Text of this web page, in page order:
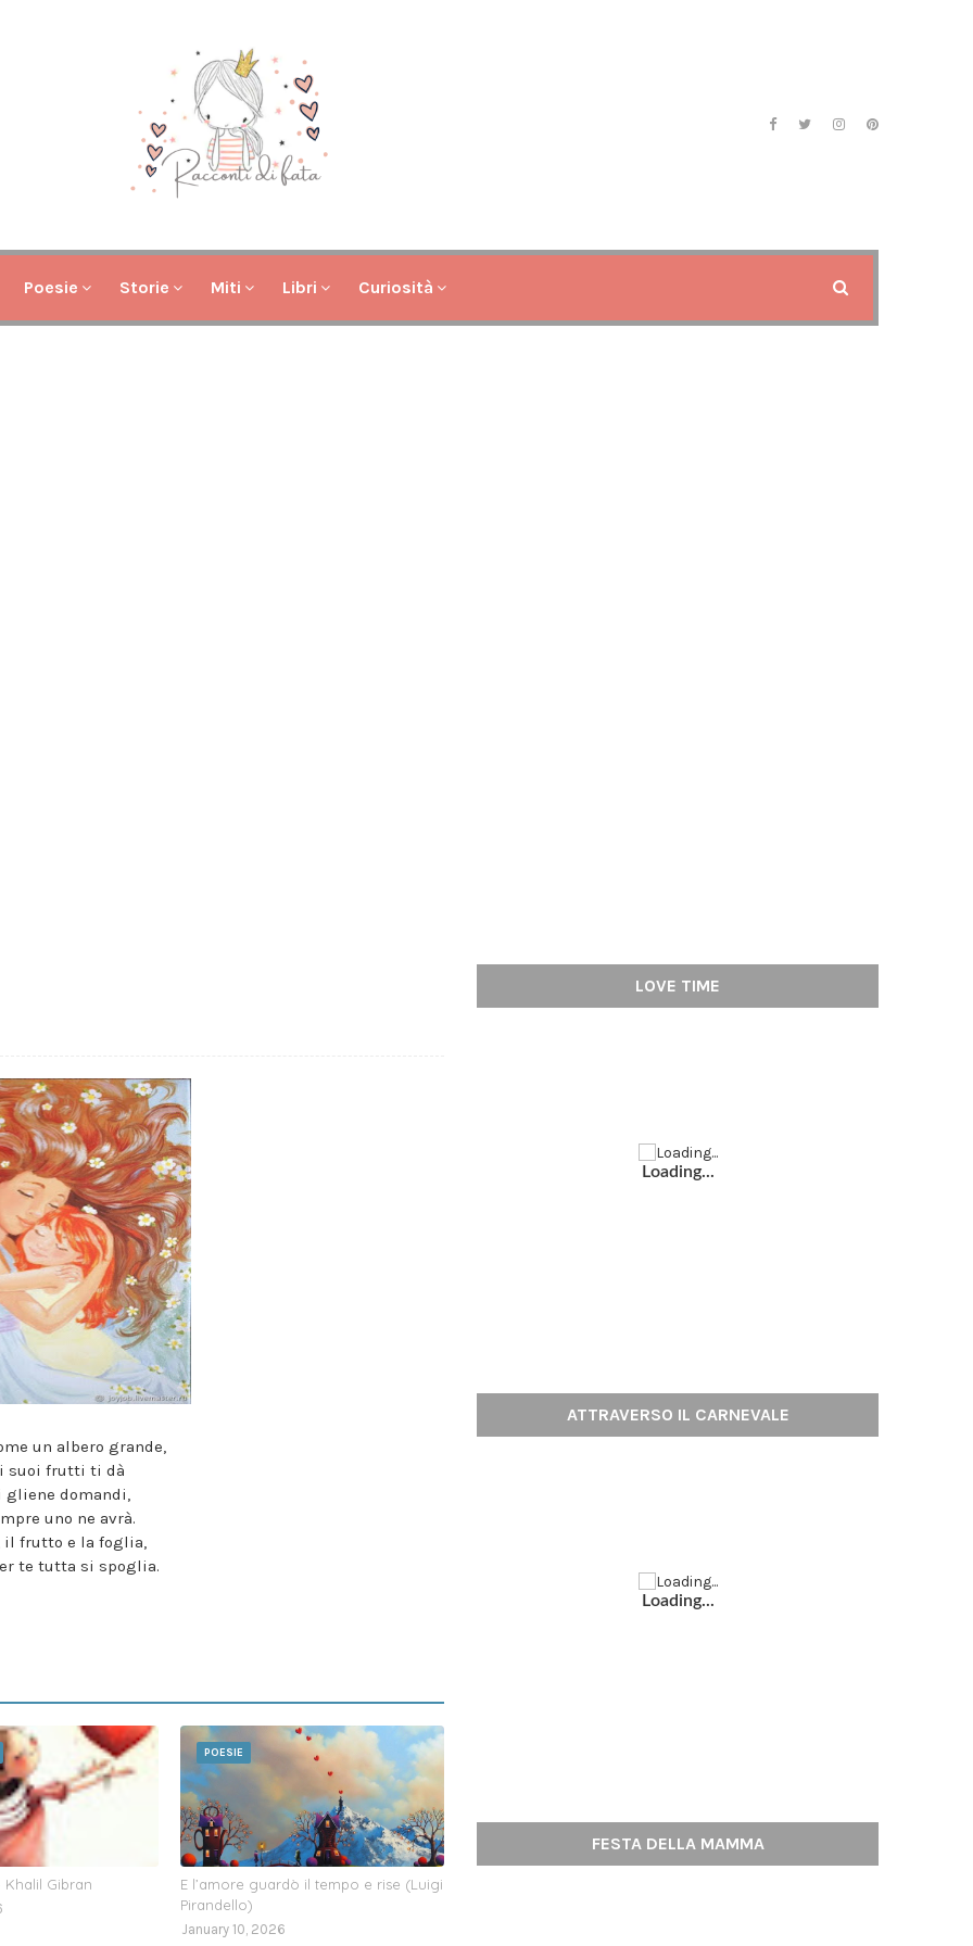
Poesie Storie Miti Libri Curiosità
un albero grande,
suoi frutti ti dà
gliene domandi,
uno ne avrà.
il frutto e la foglia,
te tutta si spoglia.
Khalil Gibran
POESIE
E l’amore guardò il tempo e rise (Luigi
Pirandello)
January 10, 2026
LOVE TIME
Loading...
ATTRAVERSO IL CARNEVALE
Loading...
FESTA DELLA MAMMA